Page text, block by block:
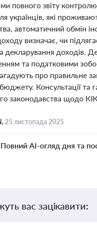
повного звіту
українців, які
автоматичний обмін
визначає, чи
декларування
та податковими
про правильне
Консультації та
законодавства щодо
25 листопада 2025
Повний AI-огляд дня та
вас зацікавити: